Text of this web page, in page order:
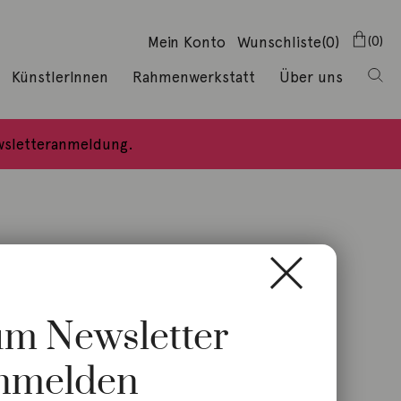
Mein Konto (0)
Wunschliste 0
KünstlerInnen Rahmenwerkstatt Über uns
Newsletter